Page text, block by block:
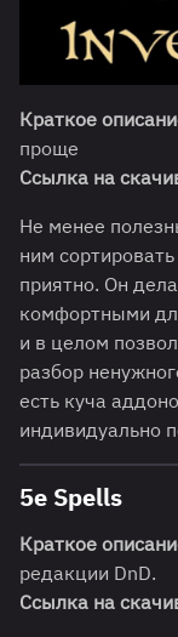
Краткое
проще
Ссылка на
Не менее
ним
приятно. Он
комфортными
и в целом
разбор
есть куча
индивидуально
5e Spells
Краткое
редакции DnD.
Ссылка на